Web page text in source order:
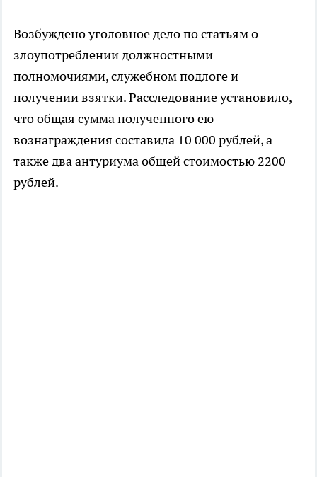
Возбуждено уголовное дело по статьям о
злоупотреблении должностными
полномочиями, служебном подлоге и
получении взятки. Расследование установило,
что общая сумма полученного ею
вознаграждения составила 10 000 рублей, а
также два антуриума общей стоимостью 2200
рублей.